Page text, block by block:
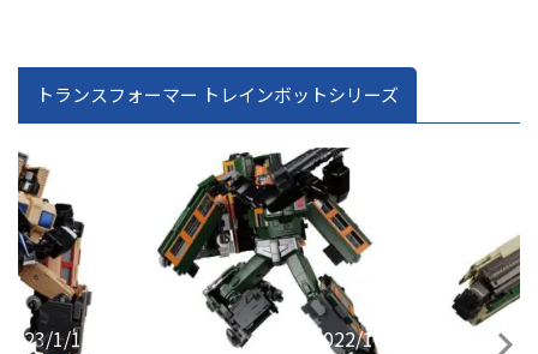
トランスフォーマー トレインボットシリーズ
2022/10/7 2022/6/8